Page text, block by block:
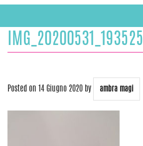
CAPPELLI INVERNALI DONNA
IMG_20200531_193525
Posted on 14 Giugno 2020 by ambra magi